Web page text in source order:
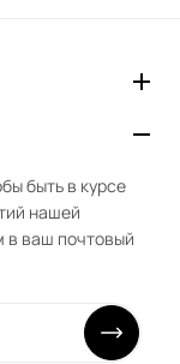
быть в курсе
нашей
в ваш почтовый